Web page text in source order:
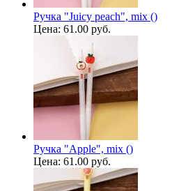
Ручка "Juicy peach", mix ()
Цена: 61.00 руб.
Ручка "Apple", mix ()
Цена: 61.00 руб.